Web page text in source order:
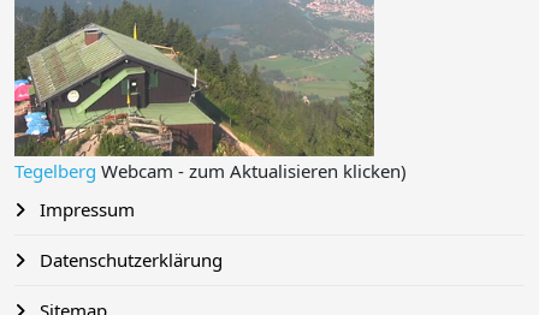
Tegelberg Webcam - zum Aktualisieren klicken)
Impressum
Datenschutzerklärung